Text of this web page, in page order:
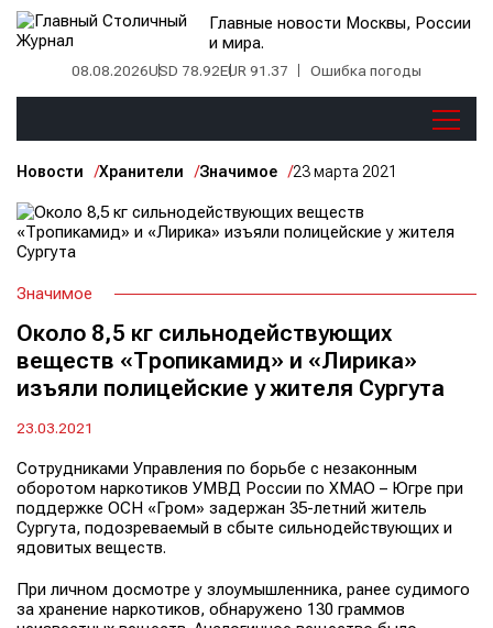
Главные новости Москвы, России
и мира.
08.08.2026USD 78.92EUR 91.37 Ошибка погоды
Новости Хранители Значимое 23 марта 2021
Значимое
Около 8,5 кг сильнодействующих
веществ «Тропикамид» и «Лирика»
изъяли полицейские у жителя Сургута
23.03.2021
Сотрудниками Управления по борьбе с незаконным
оборотом наркотиков УМВД России по ХМАО – Югре при
поддержке ОСН «Гром» задержан 35-летний житель
Сургута, подозреваемый в сбыте сильнодействующих и
ядовитых веществ.
При личном досмотре у злоумышленника, ранее судимого
за хранение наркотиков, обнаружено 130 граммов